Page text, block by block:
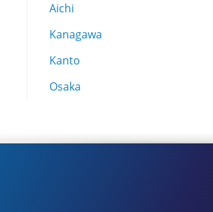
Aichi
Kanagawa
Kanto
Osaka